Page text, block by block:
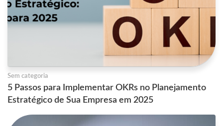
Sem categoria
5 Passos para Implementar OKRs no Planejamento
Estratégico de Sua Empresa em 2025